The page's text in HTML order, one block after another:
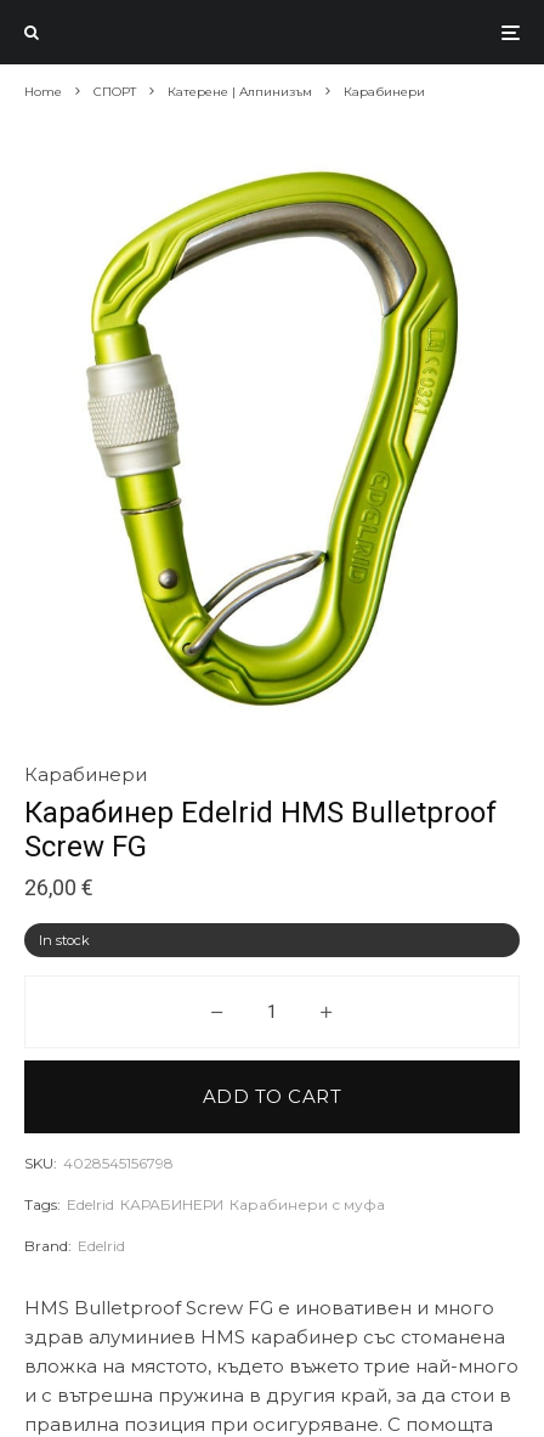
Home СПОРТ Катерене | Алпинизъм Карабинери
Карабинери
Карабинер Edelrid HMS Bulletproof
Screw FG
26,00 €
HMS Bulletproof Screw FG е иновативен и много
здрав алуминиев HMS карабинер със стоманена
вложка на мястото, където въжето трие най-много
и с вътрешна пружина в другия край, за да стои в
правилна позиция при осигуряване. С помощта
In stock
Карабинер Edelrid HMS
ADD TO CART
SKU: 4028545156798
Tags: Edelrid КАРАБИНЕРИ Карабинери с муфа
Brand: Edelrid